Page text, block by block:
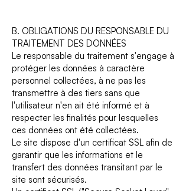
B. OBLIGATIONS DU RESPONSABLE DU
TRAITEMENT DES DONNÉES
Le responsable du traitement s'engage à
protéger les données à caractère
personnel collectées, à ne pas les
transmettre à des tiers sans que
l'utilisateur n'en ait été informé et à
respecter les finalités pour lesquelles
ces données ont été collectées.
Le site dispose d'un certificat SSL afin de
garantir que les informations et le
transfert des données transitant par le
site sont sécurisés.